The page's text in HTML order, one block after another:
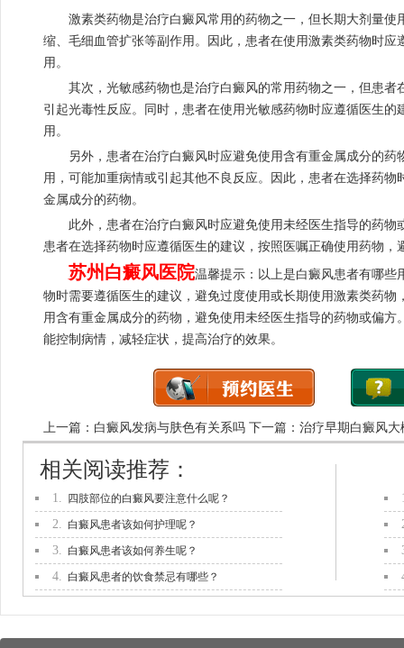
激素类药物是治疗白癜风常用的药物之一，但长期大剂量使
缩、毛细血管扩张等副作用。因此，患者在使用激素类药物时应
用。
其次，光敏感药物也是治疗白癜风的常用药物之一，但患者
引起光毒性反应。同时，患者在使用光敏感药物时应遵循医生
用。
另外，患者在治疗白癜风时应避免使用含有重金属成分的药
用，可能加重病情或引起其他不良反应。因此，患者在选择药
金属成分的药物。
此外，患者在治疗白癜风时应避免使用未经医生指导的药物
患者在选择药物时应遵循医生的建议，按照医嘱正确使用药物，
苏州白癜风医院温馨提示：以上是白癜风患者有哪些
物时需要遵循医生的建议，避免过度使用或长期使用激素类药物
用含有重金属成分的药物，避免使用未经医生指导的药物或偏
能控制病情，减轻症状，提高治疗的效果。
上一篇： 白癜风发病与肤色有关系吗下一篇： 治疗早期白癜风大
1. 四肢部位的白癜风要注意什么呢？
2. 白癜风患者该如何护理呢？
3. 白癜风患者该如何养生呢？
4. 白癜风患者的饮食禁忌有哪些？
相关阅读推荐：